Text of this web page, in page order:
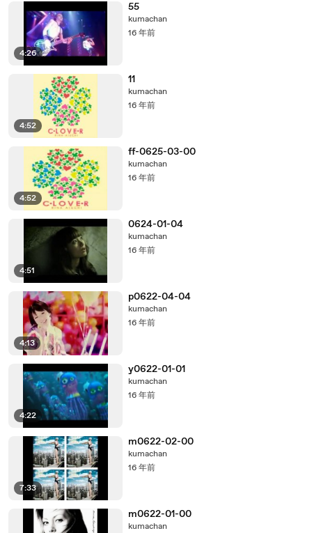
4:26
55
kumachan
16 年前
4:52
11
kumachan
16 年前
4:52
ff-0625-03-00
kumachan
16 年前
4:51
0624-01-04
kumachan
16 年前
4:13
p0622-04-04
kumachan
16 年前
4:22
y0622-01-01
kumachan
16 年前
7:33
m0622-02-00
kumachan
16 年前
m0622-01-00
kumachan